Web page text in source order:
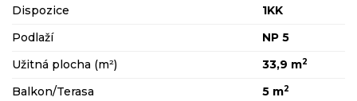
Dispozice
1KK
Podlaží
NP 5
Užitná plocha (m²)
33,9 m2
Balkon/Terasa 5 m2